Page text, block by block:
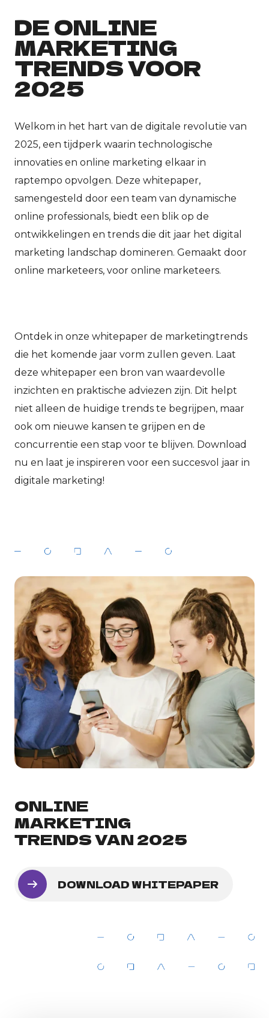
DE ONLINE
MARKETING
TRENDS VOOR
2025
Welkom in het hart van de digitale revolutie van
2025, een tijdperk waarin technologische
innovaties en online marketing elkaar in
raptempo opvolgen. Deze whitepaper,
samengesteld door een team van dynamische
online professionals, biedt een blik op de
ontwikkelingen en trends die dit jaar het digital
marketing landschap domineren. Gemaakt door
online marketeers, voor online marketeers.
Ontdek in onze whitepaper de marketingtrends
die het komende jaar vorm zullen geven. Laat
deze whitepaper een bron van waardevolle
inzichten en praktische adviezen zijn. Dit helpt
niet alleen de huidige trends te begrijpen, maar
ook om nieuwe kansen te grijpen en de
concurrentie een stap voor te blijven. Download
nu en laat je inspireren voor een succesvol jaar in
digitale marketing!
ONLINE
MARKETING
TRENDS VAN 2025
DOWNLOAD WHITEPAPER